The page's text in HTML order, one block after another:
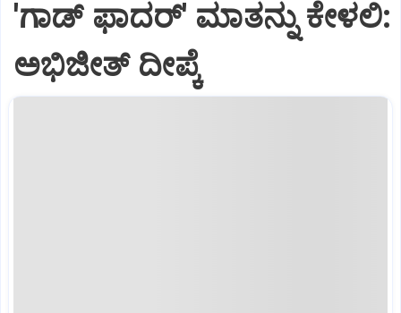
'ಗಾಡ್ ಫಾದರ್' ಮಾತನ್ನು ಕೇಳಲಿ:
ಅಭಿಜೀತ್ ದೀಪ್ಕೆ